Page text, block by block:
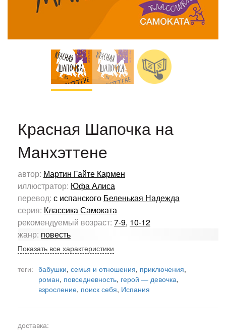
Красная Шапочка на
Манхэттене
автор: Мартин Гайте Кармен
иллюстратор: Юфа Алиса
перевод: с испанского Беленькая Надежда
серия: Классика Самоката
рекомендуемый возраст: 7-9, 10-12
жанр: повесть
Показать все характеристики
теги: бабушки, семья и отношения, приключения,
роман, повседневность, герой — девочка,
взросление, поиск себя, Испания
доставка: